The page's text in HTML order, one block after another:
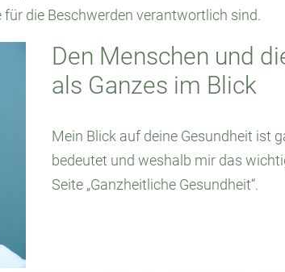
die Beschwerden verantwortlich sind.
Den Menschen und
als Ganzes im Blick
Mein Blick auf deine Gesundheit ist
bedeutet und weshalb mir das
Seite „Ganzheitliche Gesundheit“.